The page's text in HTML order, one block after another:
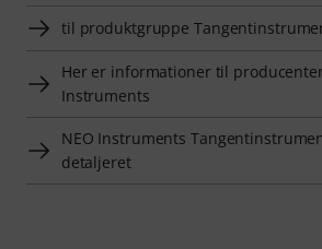
til produktgruppe
Her er informationer til
Instruments
NEO Instruments
detaljeret